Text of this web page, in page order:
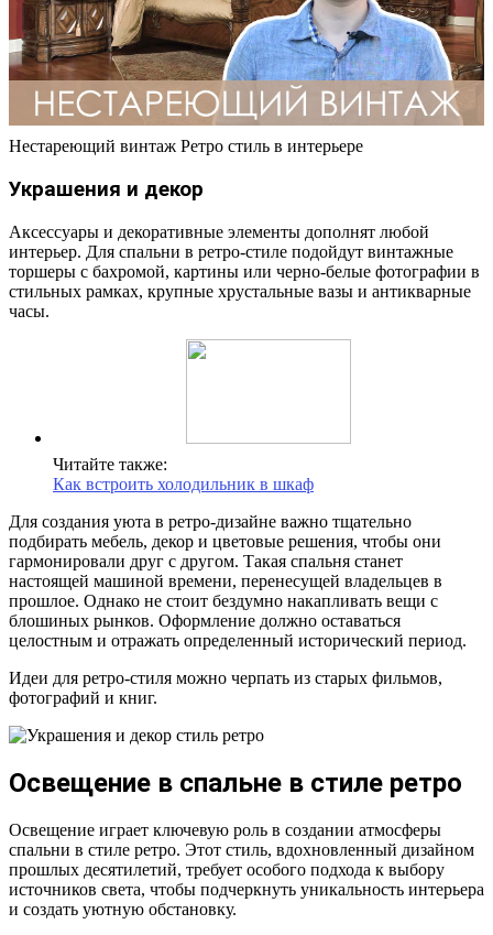
Нестареющий винтаж Ретро стиль в интерьере
Украшения и декор
Аксессуары и декоративные элементы дополнят любой
интерьер. Для спальни в ретро-стиле подойдут винтажные
торшеры с бахромой, картины или черно-белые фотографии в
стильных рамках, крупные хрустальные вазы и антикварные
часы.
Читайте также:
Как встроить холодильник в шкаф
Для создания уюта в ретро-дизайне важно тщательно
подбирать мебель, декор и цветовые решения, чтобы они
гармонировали друг с другом. Такая спальня станет
настоящей машиной времени, перенесущей владельцев в
прошлое. Однако не стоит бездумно накапливать вещи с
блошиных рынков. Оформление должно оставаться
целостным и отражать определенный исторический период.
Идеи для ретро-стиля можно черпать из старых фильмов,
фотографий и книг.
Освещение в спальне в стиле ретро
Освещение играет ключевую роль в создании атмосферы
спальни в стиле ретро. Этот стиль, вдохновленный дизайном
прошлых десятилетий, требует особого подхода к выбору
источников света, чтобы подчеркнуть уникальность интерьера
и создать уютную обстановку.